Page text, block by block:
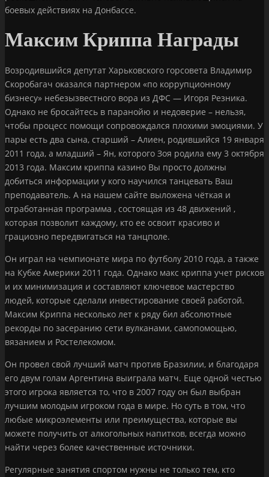
боевых действиях на Донбассе.
Максим Криппа Награды
Возродившийся депутат Харьковского горсовета Владимир
Скоробагач оказался партнером «по коррупционному
бизнесу» небезызвестного вора из ДФС — Игоря Резника.
Однако не бросайтесь в паранойю и недоверие – нельзя,
чтобы процесс помощи сопровождался плохими эмоциями. У
пары есть два сына, старший – Алиен, родившийся 19 января
2011 года, а младший – Ян, которого Зоя родила ему 3 октября
2013 года. Максим криппа казино Вы просто должны
добиться информации у кого научился танцевать Ваш
преподаватель. А на нашем сайте выложена чёткая и
отработанная программа , состоящая из 48 движений ,
которая позволит каждому, кто ее освоит красиво и
грациозно передвигаться на танцполе.
Он играл на чемпионате мира по футболу 2010 года, а также
на Кубке Америки 2011 года. Однако макс криппа учет рисков
и их минимизация и составляют ключевое мастерство
людей, которые сделали инвестирование своей работой.
Максим Криппа несколько лет к ряду бил абсолютные
рекорды по засеранию сети вулканами, самопомощью,
вязанием и Ростелекомом.
Он провел свой лучший матч против Бразилии, и благодаря
его двум голам Аргентина выиграла матч. Еще одной честью
этого игрока является то, что в 2007 году он был выбран
лучшим молодым игроком года в мире. Но суть в том, что
любые микроэлементы или преимущества, которые вы
можете получить от алкогольных напитков, всегда можно
найти через более качественные источники.
Регулярные занятия спортом нужны не только тем, кто